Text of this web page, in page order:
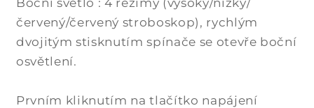
červený/červený stroboskop), rychlým
dvojitým stisknutím spínače se otevře boční
osvětlení.
Prvním kliknutím na tlačítko napájení